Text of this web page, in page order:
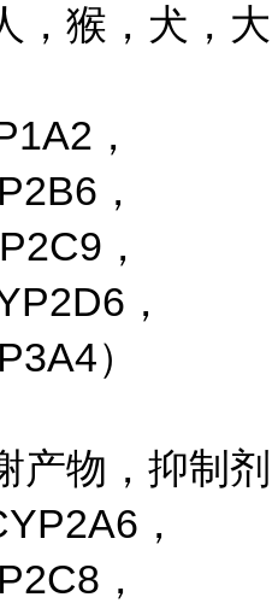
，猴，犬，大
，
，
，
，
）
产物，抑制剂
，
，